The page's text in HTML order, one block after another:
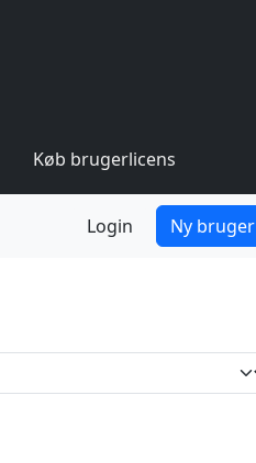
Køb brugerlicens
Login Ny bruger